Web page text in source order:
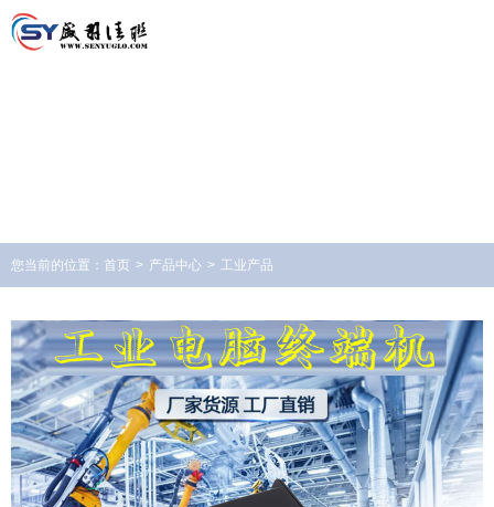
您当前的位置： 首页 > 产品中心 > 工业产品